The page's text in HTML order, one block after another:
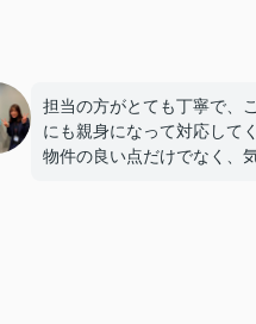
担当の方がとても丁寧で、
にも親身になって対応して
物件の良い点だけでなく、